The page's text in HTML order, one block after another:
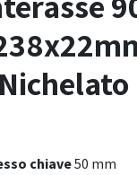
chiave50 mm